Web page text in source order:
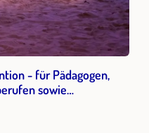
- für Pädagogen,
sowie